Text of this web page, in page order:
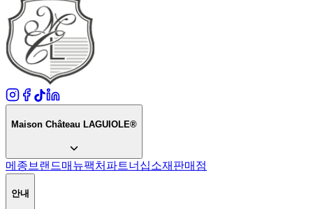
Maison Château LAGUIOLE®
메종 브랜드매뉴팩처 파트너십소재 판매점
안내